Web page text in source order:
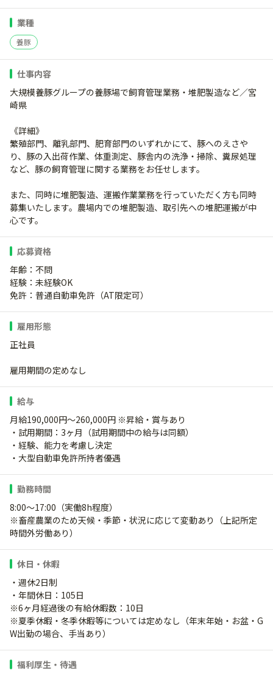
業種
養豚
仕事内容
大規模養豚グループの養豚場で飼育管理業務・堆肥製造など／宮
崎県
《詳細》
繁殖部門、離乳部門、肥育部門のいずれかにて、豚へのえさや
り、豚の入出荷作業、体重測定、豚舎内の洗浄・掃除、糞尿処理
など、豚の飼育管理に関する業務をお任せします。
また、同時に堆肥製造、運搬作業業務を行っていただく方も同時
募集いたします。農場内での堆肥製造、取引先への堆肥運搬が中
心です。
応募資格
年齢：不問
経験：未経験OK
免許：普通自動車免許（AT限定可）
雇用形態
正社員
雇用期間の定めなし
給与
月給190,000円～260,000円 ※昇給・賞与あり
・試用期間：3ヶ月（試用期間中の給与は同額）
・経験、能力を考慮し決定
・大型自動車免許所持者優遇
勤務時間
8:00～17:00（実働8h程度）
※畜産農業のため天候・季節・状況に応じて変動あり（上記所定
時間外労働あり）
休日・休暇
・週休2日制
・年間休日：105日
※6ヶ月経過後の有給休暇数：10日
※夏季休暇・冬季休暇等については定めなし（年末年始・お盆・G
W出勤の場合、手当あり）
福利厚生・待遇